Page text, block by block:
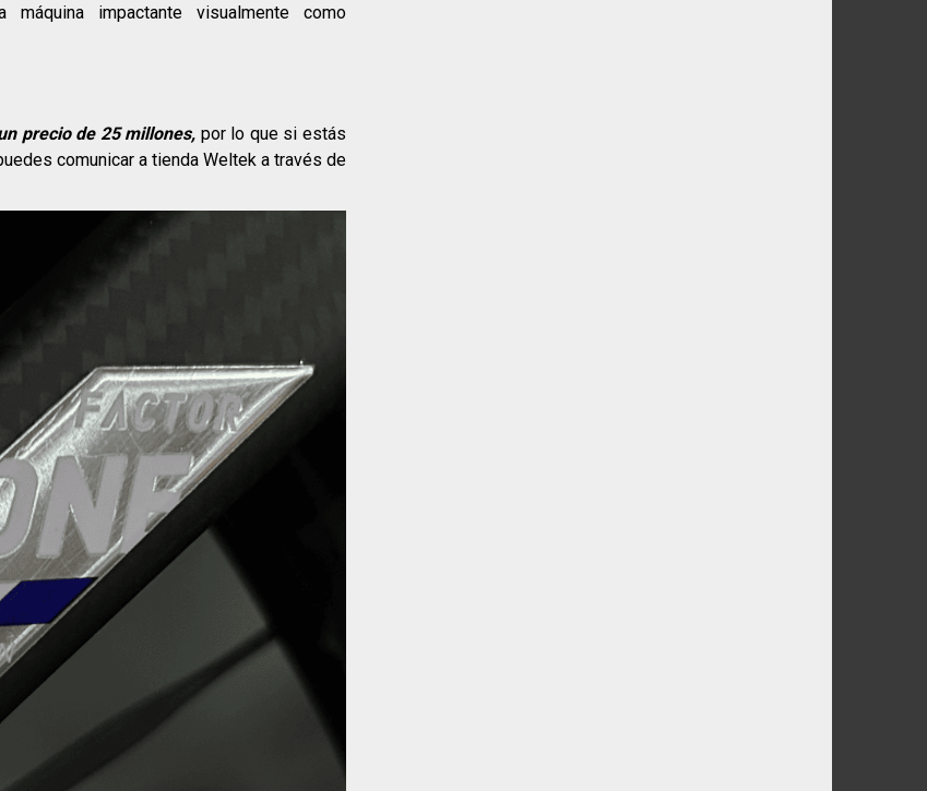
impactante visualmente como
precio de 25 millones, por lo que si estás
comunicar a tienda Weltek a través de